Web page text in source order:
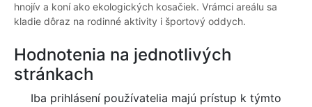
hnojív a koní ako ekologických kosačiek. Vrámci areálu sa
kladie dôraz na rodinné aktivity i športový oddych.
Hodnotenia na jednotlivých
stránkach
Iba prihlásení používatelia majú prístup k týmto